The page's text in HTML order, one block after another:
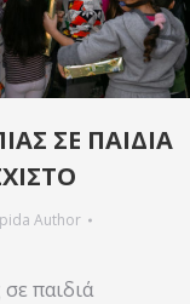
ΣΕ ΠΑΙΔΙΑ
Author
παιδιά